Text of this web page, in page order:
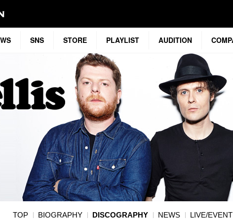
SNS STORE PLAYLIST AUDITION
TOP BIOGRAPHY DISCOGRAPHY NEWS LIVE/EVENT